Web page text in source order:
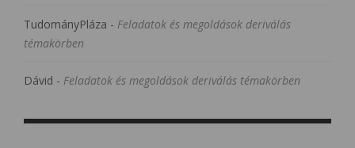
TudományPláza - Feladatok és megoldások deriválás
témakörben
Dávid - Feladatok és megoldások deriválás témakörben